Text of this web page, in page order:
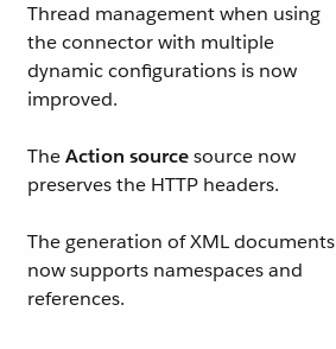
Thread management when using
the connector with multiple
dynamic configurations is now
improved.
TheAction sourcesource now
preserves the HTTP headers.
The generation of XML documents
now supports namespaces and
references.